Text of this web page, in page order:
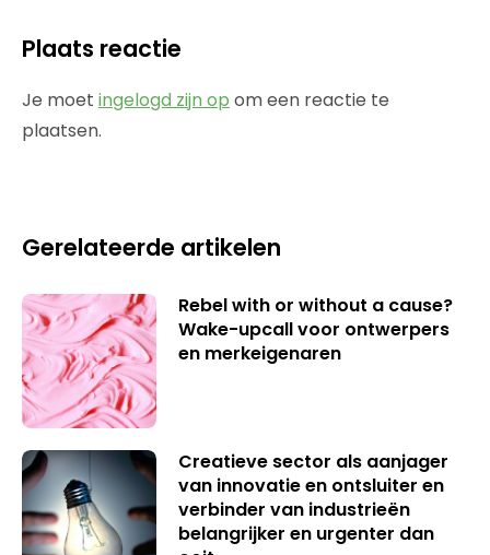
Plaats reactie
Je moet ingelogd zijn op om een reactie te
plaatsen.
Gerelateerde artikelen
Rebel with or without a cause?
Wake-upcall voor ontwerpers
en merkeigenaren
Creatieve sector als aanjager
van innovatie en ontsluiter en
verbinder van industrieën
belangrijker en urgenter dan